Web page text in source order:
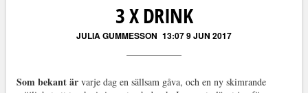
3 X DRINK
JULIA GUMMESSON 13:07 9 JUN 2017
Som bekant ärvarje dag en sällsam gåva, och en ny skimrande